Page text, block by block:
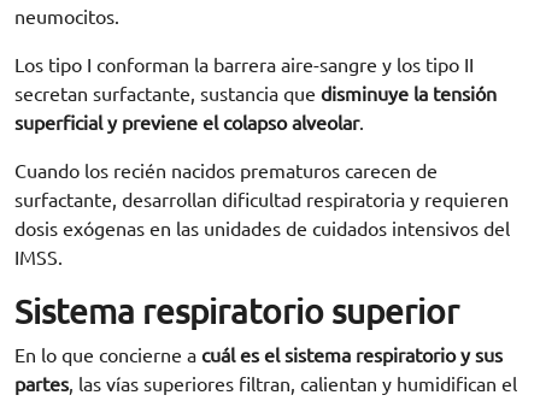
neumocitos.
Los tipo I conforman la barrera aire-sangre y los tipo II
secretan surfactante, sustancia que disminuye la tensión
superficial y previene el colapso alveolar.
Cuando los recién nacidos prematuros carecen de
surfactante, desarrollan dificultad respiratoria y requieren
dosis exógenas en las unidades de cuidados intensivos del
IMSS.
Sistema respiratorio superior
En lo que concierne a cuál es el sistema respiratorio y sus
partes, las vías superiores filtran, calientan y humidifican el